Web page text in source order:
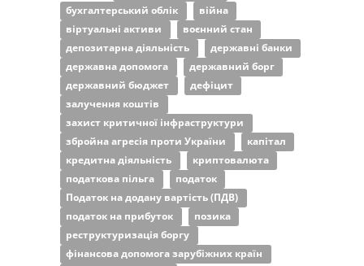
бухгалтерський облік
війна
віртуальні активи
воєнний стан
депозитарна діяльність
державні банки
державна допомога
державний борг
державний бюджет
дефіцит
залучення коштів
захист критичної інфраструктури
збройна агресія проти України
капітал
кредитна діяльність
криптовалюта
податкова пільга
податок
Податок на додану вартість (ПДВ)
податок на прибуток
позика
реструктуризація боргу
фінансова допомога зарубіжних країн